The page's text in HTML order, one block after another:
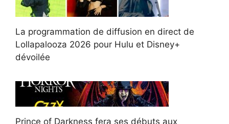
La programmation de diffusion en direct de
Lollapalooza 2026 pour Hulu et Disney+
dévoilée
Prince of Darkness fera ses débuts aux